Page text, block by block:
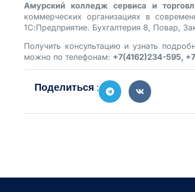
Амурский колледж сервиса и
коммерческих организациях в
1С:Предприятие. Бухгалтерия 8, Повар,
Получить консультацию и узнать
можно по телефонам: +7(4162)234-595,
Поделиться :